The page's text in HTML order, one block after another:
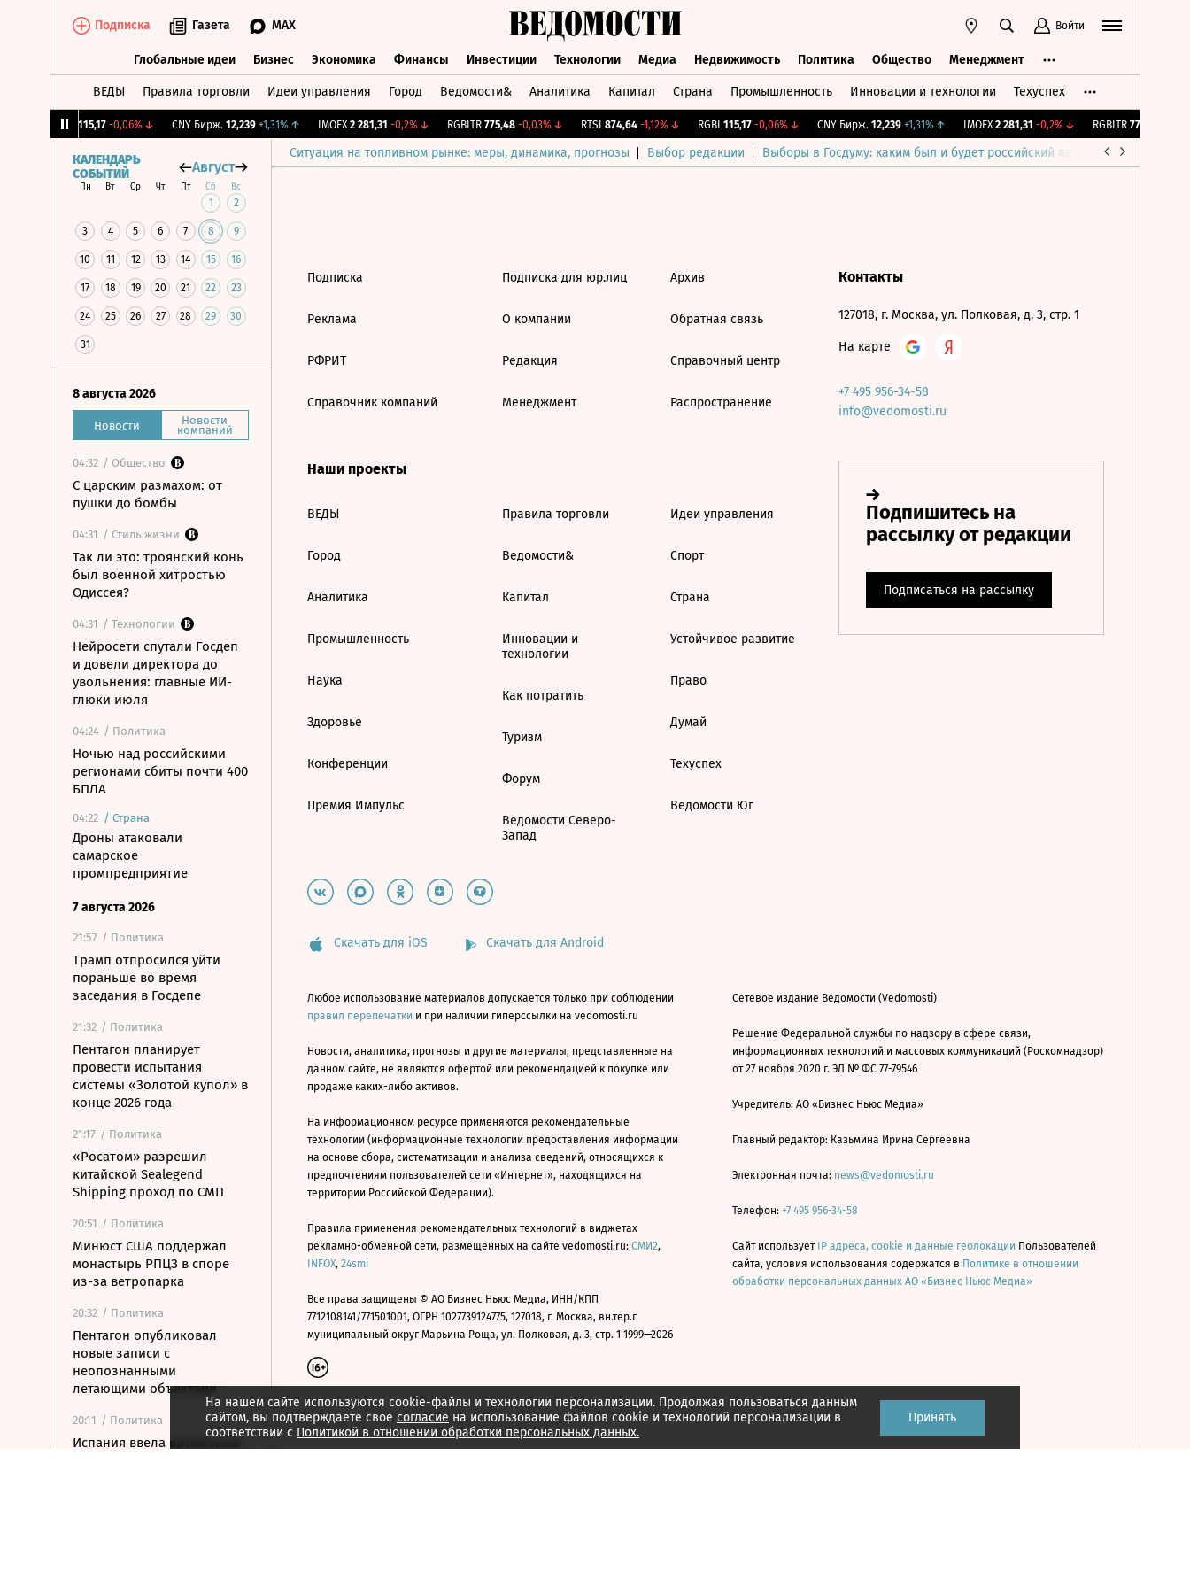
Подписка Газета MAX Войти
Глобальные идеи Бизнес Экономика Финансы Инвестиции Технологии Медиа Недвижимость Политика Общество Менеджмент
ВЕДЫ Правила торговли Идеи управления Город Ведомости& Аналитика Капитал Страна Промышленность Инновации и технологии Техуспех
115,17 -0,06%↓ CNY Бирж. 12,239 +1,31%↑ IMOEX 2 281,31 -0,2%↓ RGBITR 775,48 -0,03%↓ RTSI 874,64 -1,12%↓ RGBI 115,17 -0,06%↓ CNY Бирж. 12,239 +1,31%↑ IMOEX 2 281,31 -0,2%↓ RGBITR 775,48
Ситуация на топливном рынке: меры, динамика, прогнозы Выбор редакции Выборы в Госдуму: каким был и будет российский парламент
КАЛЕНДАРЬ
СОБЫТИЙ
Август
Пн Вт Ср Чт Пт Сб Вс
1 2
3 4 5 6 7 8 9
10 11 12 13 14 15 16
17 18 19 20 21 22 23
24 25 26 27 28 29 30
31
8 августа 2026
Новости Новости
компаний
04:32 / Общество
С царским размахом: от
пушки до бомбы
04:31 / Стиль жизни
Так ли это: троянский конь
был военной хитростью
Одиссея?
04:31 / Технологии
Нейросети спутали Госдеп
и довели директора до
увольнения: главные ИИ-
глюки июля
04:24 / Политика
Ночью над российскими
регионами сбиты почти 400
БПЛА
04:22 / Страна
Дроны атаковали
самарское
промпредприятие
7 августа 2026
21:57 / Политика
Трамп отпросился уйти
пораньше во время
заседания в Госдепе
21:32 / Политика
Пентагон планирует
провести испытания
системы «Золотой купол» в
конце 2026 года
21:17 / Политика
«Росатом» разрешил
китайской Sealegend
Shipping проход по СМП
20:51 / Политика
Минюст США поддержал
монастырь РПЦЗ в споре
из-за ветропарка
20:32 / Политика
Пентагон опубликовал
новые записи с
неопознанными
летающими объектами
20:11 / Политика
Испания ввела временный
На нашем сайте используются cookie-файлы и технологии персонализации. Продолжая пользоваться данным
сайтом, вы подтверждаете свое согласие на использование файлов cookie и технологий персонализации в
соответствии с Политикой в отношении обработки персональных данных.
Принять
Подписка
Реклама
РФРИТ
Справочник компаний
Подписка для юр.лиц
О компании
Редакция
Менеджмент
Архив
Обратная связь
Справочный центр
Распространение
Наши проекты
ВЕДЫ
Город
Аналитика
Промышленность
Наука
Здоровье
Конференции
Премия Импульс
Правила торговли
Ведомости&
Капитал
Инновации и
технологии
Как потратить
Туризм
Форум
Ведомости Северо-
Запад
Идеи управления
Спорт
Страна
Устойчивое развитие
Право
Думай
Техуспех
Ведомости Юг
Контакты
127018, г. Москва, ул. Полковая, д. 3, стр. 1
На карте
+7 495 956-34-58
info@vedomosti.ru
Скачать для iOS Скачать для Android
Любое использование материалов допускается только при соблюдении
правил перепечатки и при наличии гиперссылки на vedomosti.ru
Новости, аналитика, прогнозы и другие материалы, представленные на
данном сайте, не являются офертой или рекомендацией к покупке или
продаже каких-либо активов.
На информационном ресурсе применяются рекомендательные
технологии (информационные технологии предоставления информации
на основе сбора, систематизации и анализа сведений, относящихся к
предпочтениям пользователей сети «Интернет», находящихся на
территории Российской Федерации).
Правила применения рекомендательных технологий в виджетах
рекламно-обменной сети, размещенных на сайте vedomosti.ru: СМИ2,
INFOX, 24smi
Все права защищены © АО Бизнес Ньюс Медиа, ИНН/КПП
7712108141/771501001, ОГРН 1027739124775, 127018, г. Москва, вн.тер.г.
муниципальный округ Марьина Роща, ул. Полковая, д. 3, стр. 1 1999—2026
Сетевое издание Ведомости (Vedomosti)
Решение Федеральной службы по надзору в сфере связи,
информационных технологий и массовых коммуникаций (Роскомнадзор)
от 27 ноября 2020 г. ЭЛ № ФС 77-79546
Учредитель: АО «Бизнес Ньюс Медиа»
Главный редактор: Казьмина Ирина Сергеевна
Электронная почта: news@vedomosti.ru
Телефон: +7 495 956-34-58
Сайт использует IP адреса, cookie и данные геолокации Пользователей
сайта, условия использования содержатся в Политике в отношении
обработки персональных данных АО «Бизнес Ньюс Медиа»